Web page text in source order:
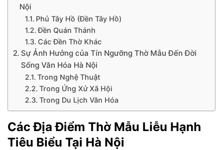
Nội
Phủ Tây Hồ (Đền Tây Hồ)
Đền Quán Thánh
Các Đền Thờ Khác
Sự Ảnh Hưởng của Tín Ngưỡng Thờ Mẫu Đến Đời
Sống Văn Hóa Hà Nội
Trong Nghệ Thuật
Trong Ứng Xử Xã Hội
Trong Du Lịch Văn Hóa
Các Địa Điểm Thờ Mẫu Liễu Hạnh
Tiêu Biểu Tại Hà Nội